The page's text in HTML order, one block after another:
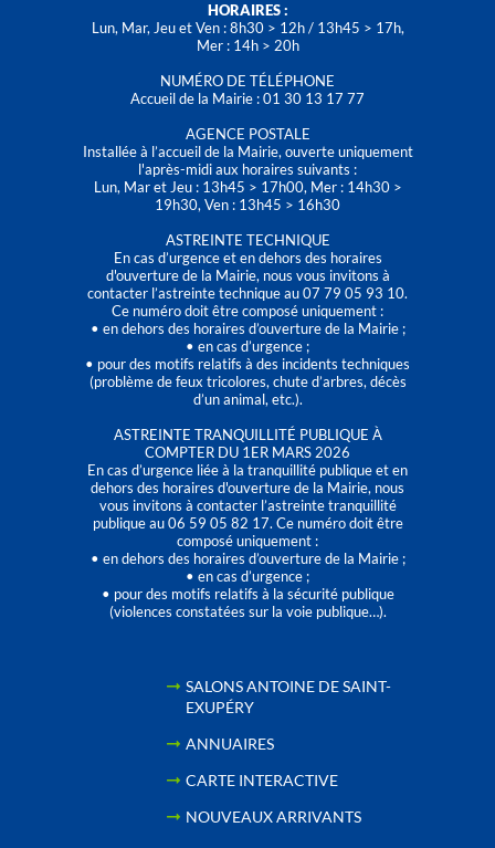
HORAIRES :
Lun, Mar, Jeu et Ven : 8h30 > 12h / 13h45 > 17h,
Mer : 14h > 20h
NUMÉRO DE TÉLÉPHONE
Accueil de la Mairie : 01 30 13 17 77
AGENCE POSTALE
Installée à l’accueil de la Mairie, ouverte uniquement
l'après-midi aux horaires suivants :
Lun, Mar et Jeu : 13h45 > 17h00, Mer : 14h30 >
19h30, Ven : 13h45 > 16h30
ASTREINTE TECHNIQUE
En cas d’urgence et en dehors des horaires
d'ouverture de la Mairie, nous vous invitons à
contacter l’astreinte technique au 07 79 05 93 10.
Ce numéro doit être composé uniquement :
• en dehors des horaires d’ouverture de la Mairie ;
• en cas d’urgence ;
• pour des motifs relatifs à des incidents techniques
(problème de feux tricolores, chute d’arbres, décès
d’un animal, etc.).
ASTREINTE TRANQUILLITÉ PUBLIQUE À
COMPTER DU 1ER MARS 2026
En cas d’urgence liée à la tranquillité publique et en
dehors des horaires d'ouverture de la Mairie, nous
vous invitons à contacter l’astreinte tranquillité
publique au 06 59 05 82 17. Ce numéro doit être
composé uniquement :
• en dehors des horaires d’ouverture de la Mairie ;
• en cas d’urgence ;
• pour des motifs relatifs à la sécurité publique
(violences constatées sur la voie publique…).
SALONS ANTOINE DE SAINT-
EXUPÉRY
ANNUAIRES
CARTE INTERACTIVE
NOUVEAUX ARRIVANTS